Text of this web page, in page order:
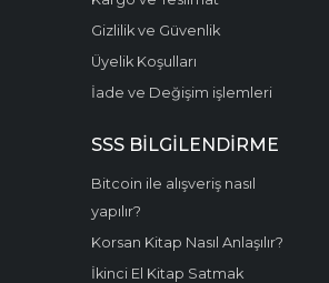
Gizlilik ve Güvenlik
Üyelik Koşulları
İade ve Değişim işlemleri
SSS BİLGİLENDİRME
Bitcoin ile alışveriş nasıl
yapılır?
Korsan Kitap Nasıl Anlaşılır?
İkinci El Kitap Satmak